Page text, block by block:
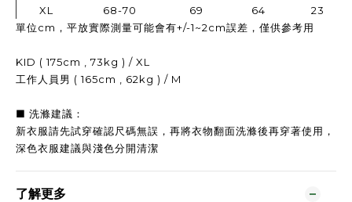
XL
68-70 69 64
23
單位cm，平放實際測量可能會有+/-1~2cm誤差，僅供參考用
KID ( 175cm , 73kg ) / XL
工作人員男 ( 165cm , 62kg ) / M
■ 洗滌建議：
新衣服請先試穿確認尺碼無誤，再將衣物翻面洗滌後再穿著使用，
深色衣服建議與淺色分開清潔
了解更多